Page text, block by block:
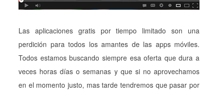
Las aplicaciones gratis por tiempo limitado son una
perdición para todos los amantes de las apps móviles.
Todos estamos buscando siempre esa oferta que dura a
veces horas días o semanas y que si no aprovechamos
en el momento justo, mas tarde tendremos que pasar por